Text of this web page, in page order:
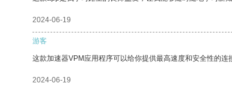
2024-06-19
游客
这款加速器VPM应用程序可以给你提供最高速度和安全性的连
2024-06-19